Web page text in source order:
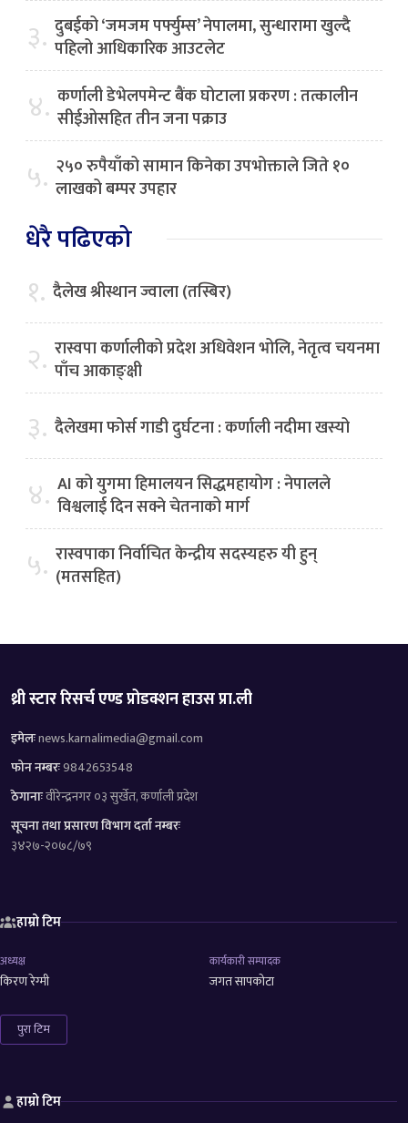
३. दुबईको ‘जमजम पर्फ्युम्स’ नेपालमा, सुन्धारामा खुल्दै
पहिलो आधिकारिक आउटलेट
४. कर्णाली डेभेलपमेन्ट बैंक घोटाला प्रकरण : तत्कालीन
सीईओसहित तीन जना पक्राउ
५. २५० रुपैयाँको सामान किनेका उपभोक्ताले जिते १०
लाखको बम्पर उपहार
धेरै पढिएको
१. दैलेख श्रीस्थान ज्वाला (तस्बिर)
२. रास्वपा कर्णालीको प्रदेश अधिवेशन भोलि, नेतृत्व चयनमा
पाँच आकाङ्क्षी
३. दैलेखमा फोर्स गाडी दुर्घटना : कर्णाली नदीमा खस्यो
४. AI को युगमा हिमालयन सिद्धमहायोग : नेपालले
विश्वलाई दिन सक्ने चेतनाको मार्ग
५. रास्वपाका निर्वाचित केन्द्रीय सदस्यहरु यी हुन्
(मतसहित)
थ्री स्टार रिसर्च एण्ड प्रोडक्शन हाउस प्रा.ली
इमेलःnews.karnalimedia@gmail.com
फोन नम्बरः9842653548
ठेगानाःवीरेन्द्रनगर ०३ सुर्खेत, कर्णाली प्रदेश
सूचना तथा प्रसारण विभाग दर्ता नम्बरः
३४२७-२०७८/७९
हाम्रो टिम
अध्यक्ष
किरण रेग्मी
कार्यकारी सम्पादक
जगत सापकोटा
पुरा टिम
हाम्रो टिम